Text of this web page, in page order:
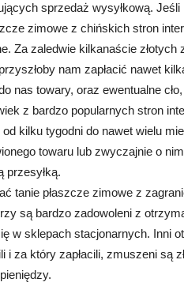
sprzedaż wysyłkową.
zimowe z chińskich stron
Za zaledwie kilkanaście
nam zapłacić nawet
nas towary, oraz ewentualne
z bardzo popularnych stron
od kilku tygodni do nawet wielu
towaru lub zwyczajnie o
przesyłką.
tanie płaszcze zimowe z
są bardzo zadowoleni z
w sklepach stacjonarnych. Inni
i za który zapłacili, zmuszeni są